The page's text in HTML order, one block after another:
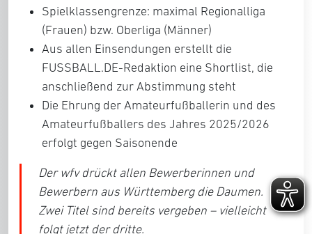
Spielklassengrenze: maximal Regionalliga
(Frauen) bzw. Oberliga (Männer)
Aus allen Einsendungen erstellt die
FUSSBALL.DE-Redaktion eine Shortlist, die
anschließend zur Abstimmung steht
Die Ehrung der Amateurfußballerin und des
Amateurfußballers des Jahres 2025/2026
erfolgt gegen Saisonende
Der wfv drückt allen Bewerberinnen und
Bewerbern aus Württemberg die Daumen.
Zwei Titel sind bereits vergeben – vielleicht
folgt jetzt der dritte.